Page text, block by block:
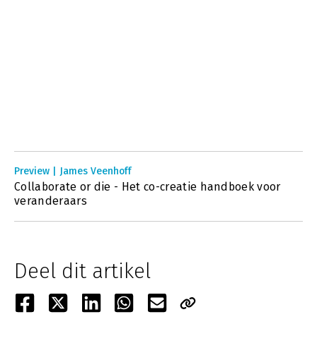
Preview | James Veenhoff
Collaborate or die - Het co-creatie handboek voor
veranderaars
Deel dit artikel